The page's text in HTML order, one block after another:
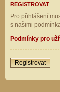
REGISTROVAT
Pro přihlášení
s našimi
Podmínky pro
Registrovat